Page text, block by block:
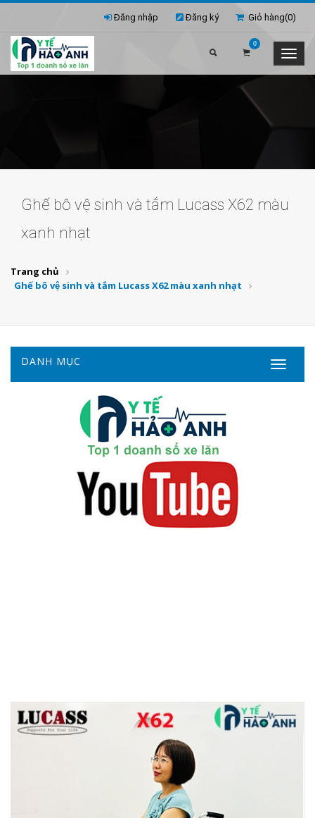
Giỏ hàng(0)
Đăng nhập Đăng ký
0
Ghế bô vệ sinh và tắm Lucass X62 màu
xanh nhạt
Trang chủ
Ghế bô vệ sinh và tắm Lucass X62 màu xanh nhạt
DANH MỤC